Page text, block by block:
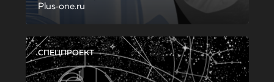
Plus‑one.ru
СПЕЦПРОЕКТ